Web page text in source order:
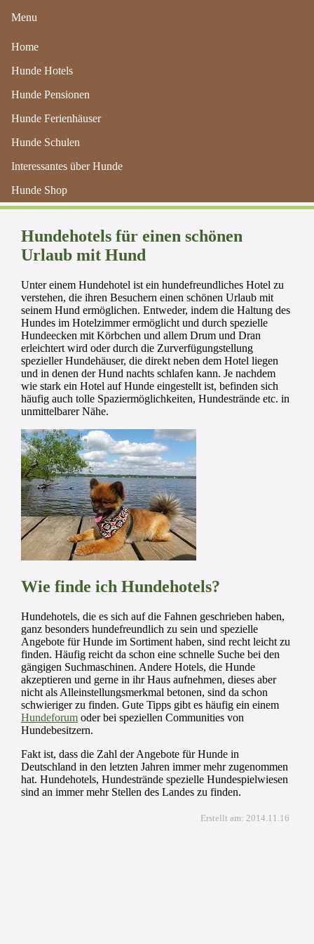
Menu
Home
Hunde Hotels
Hunde Pensionen
Hunde Ferienhäuser
Hunde Schulen
Interessantes über Hunde
Hunde Shop
Hundehotels für einen schönen
Urlaub mit Hund
Hundehotels für einen schönen
Urlaub mit Hund
Unter einem Hundehotel ist ein hundefreundliches Hotel zu
verstehen, die ihren Besuchern einen schönen Urlaub mit
seinem Hund ermöglichen. Entweder, indem die Haltung des
Hundes im Hotelzimmer ermöglicht und durch spezielle
Hundeecken mit Körbchen und allem Drum und Dran
erleichtert wird oder durch die Zurverfügungstellung
spezieller Hundehäuser, die direkt neben dem Hotel liegen
und in denen der Hund nachts schlafen kann. Je nachdem
wie stark ein Hotel auf Hunde eingestellt ist, befinden sich
häufig auch tolle Spaziermöglichkeiten, Hundestrände etc. in
unmittelbarer Nähe.
Wie finde ich Hundehotels?
Hundehotels, die es sich auf die Fahnen geschrieben haben,
ganz besonders hundefreundlich zu sein und spezielle
Angebote für Hunde im Sortiment haben, sind recht leicht zu
finden. Häufig reicht da schon eine schnelle Suche bei den
gängigen Suchmaschinen. Andere Hotels, die Hunde
akzeptieren und gerne in ihr Haus aufnehmen, dieses aber
nicht als Alleinstellungsmerkmal betonen, sind da schon
schwieriger zu finden. Gute Tipps gibt es häufig ein einem
Hundeforum oder bei speziellen Communities von
Hundebesitzern.
Fakt ist, dass die Zahl der Angebote für Hunde in
Deutschland in den letzten Jahren immer mehr zugenommen
hat. Hundehotels, Hundestrände spezielle Hundespielwiesen
sind an immer mehr Stellen des Landes zu finden.
Erstellt am: 2014.11.16